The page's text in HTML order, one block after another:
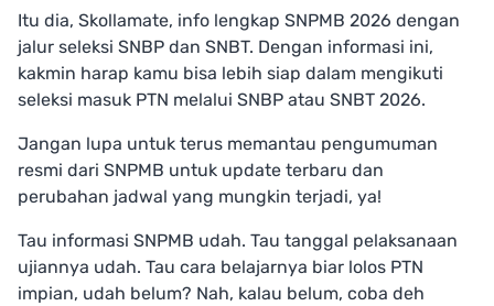
Itu dia, Skollamate, info lengkap SNPMB 2026 dengan
jalur seleksi SNBP dan SNBT. Dengan informasi ini,
kakmin harap kamu bisa lebih siap dalam mengikuti
seleksi masuk PTN melalui SNBP atau SNBT 2026.
Jangan lupa untuk terus memantau pengumuman
resmi dari SNPMB untuk update terbaru dan
perubahan jadwal yang mungkin terjadi, ya!
Tau informasi SNPMB udah. Tau tanggal pelaksanaan
ujiannya udah. Tau cara belajarnya biar lolos PTN
impian, udah belum? Nah, kalau belum, coba deh